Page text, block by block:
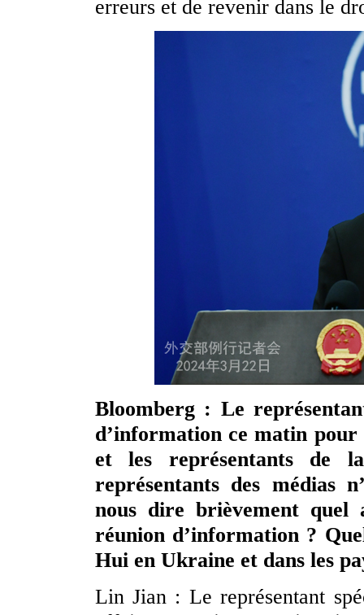
erreurs et de revenir dans le
Bloomberg : Le
d’information ce matin pour
et les représentants de
représentants des médias
nous dire brièvement quel
réunion d’information ?
Hui en Ukraine et dans les
Lin Jian : Le représentant